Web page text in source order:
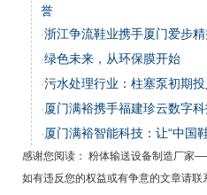
誉
·浙江争流鞋业携手厦门爱步
·绿色未来，从环保膜开始
·污水处理行业：柱塞泵初期
· 厦门满裕携手福建珍云数字
· 厦门满裕智能科技：让“中国
感谢您阅读： 粉体输送设备制造厂家
如有违反您的权益或有争意的文章请联